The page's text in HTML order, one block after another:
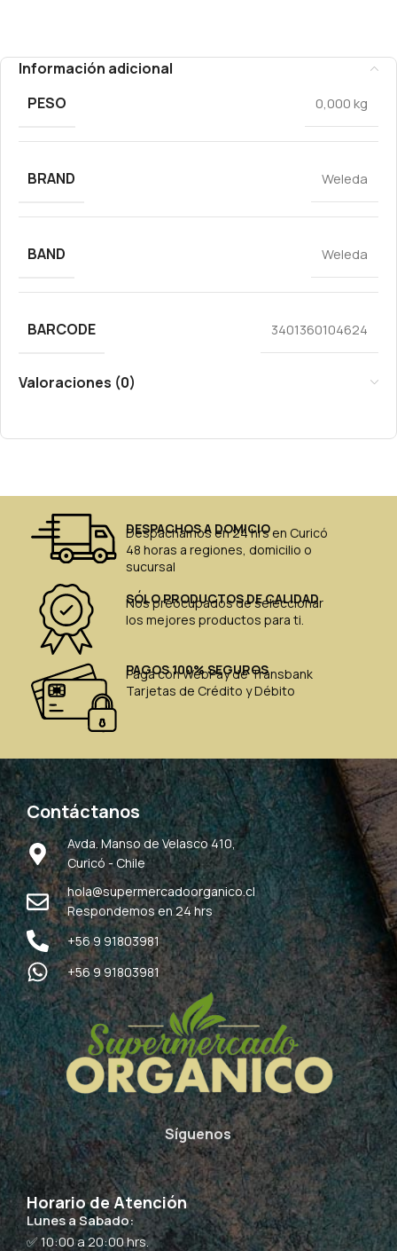
Información adicional
PESO
0,000 kg
BRAND Weleda
BAND Weleda
BARCODE 3401360104624
Valoraciones (0)
DESPACHOS A DOMICIO
Despachamos en 24 hrs en Curicó
48 horas a regiones, domicilio o
sucursal
SÓLO PRODUCTOS DE CALIDAD
Nos preocupados de seleccionar
los mejores productos para ti.
PAGOS 100% SEGUROS
Paga con WebPay de Transbank
Tarjetas de Crédito y Débito
Contáctanos
Avda. Manso de Velasco 410,
Curicó - Chile
hola@supermercadoorganico.cl
Respondemos en 24 hrs
+56 9 91803981
+56 9 91803981
Síguenos
Horario de Atención
Lunes a Sabado:
✅ 10:00 a 20:00 hrs.